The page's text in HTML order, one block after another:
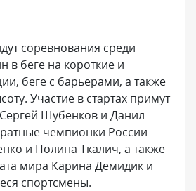
соревнования среди
беге на короткие и
беге с барьерами, а также
Участие в стартах примут
Шубенков и Данил
чемпионки России
и Полина Ткалич, а также
мира Карина Демидик и
спортсмены.